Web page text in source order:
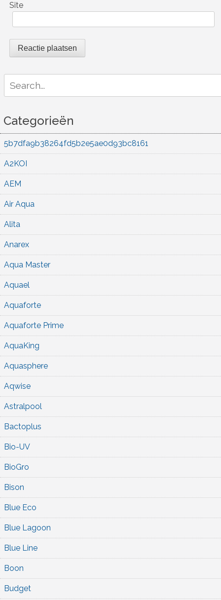
Site
for:
Categorieën
5b7dfa9b38264fd5b2e5ae0d93bc8161
A2KOI
AEM
Air Aqua
Alita
Anarex
Aqua Master
Aquael
Aquaforte
Aquaforte Prime
AquaKing
Aquasphere
Aqwise
Astralpool
Bactoplus
Bio-UV
BioGro
Bison
Blue Eco
Blue Lagoon
Blue Line
Boon
Budget